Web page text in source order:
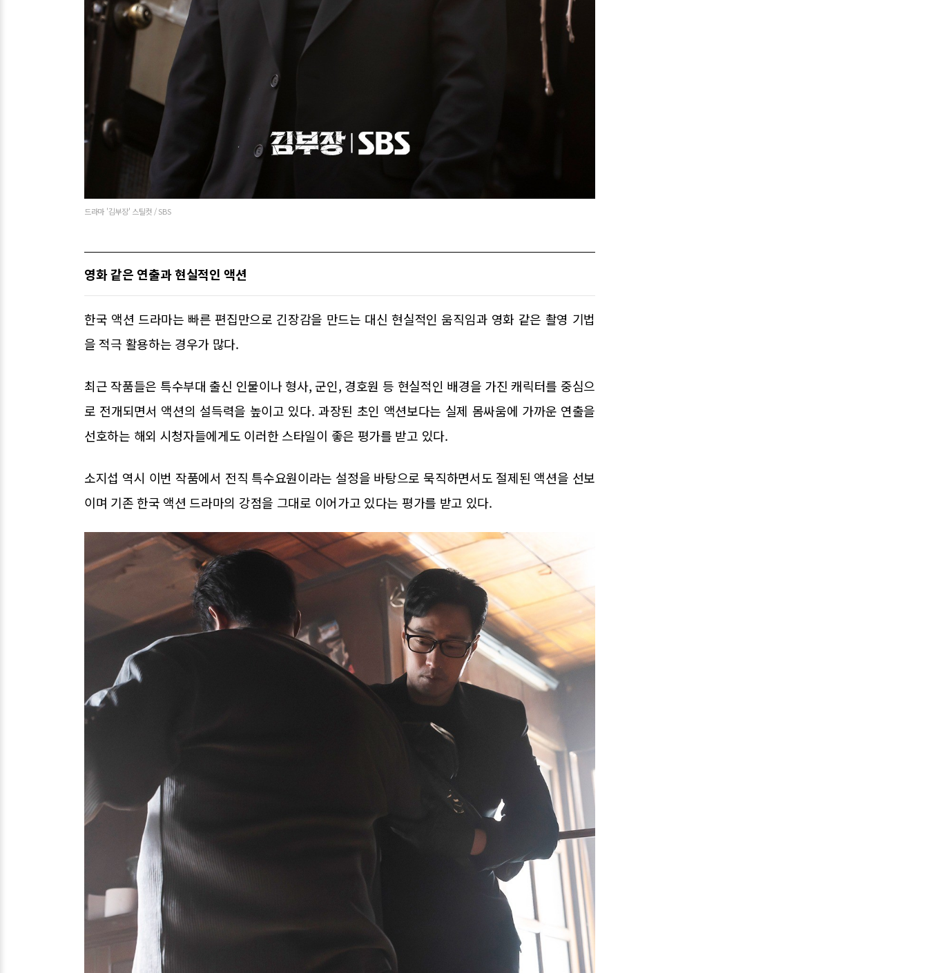
드라마 '김부장' 스틸컷 / SBS
영화 같은 연출과 현실적인 액션
한국 액션 드라마는 빠른 편집만으로 긴장감을 만드는 대신 현실적인 움직임과 영화 같은 촬영 기법
을 적극 활용하는 경우가 많다.
최근 작품들은 특수부대 출신 인물이나 형사, 군인, 경호원 등 현실적인 배경을 가진 캐릭터를 중심으
로 전개되면서 액션의 설득력을 높이고 있다. 과장된 초인 액션보다는 실제 몸싸움에 가까운 연출을
선호하는 해외 시청자들에게도 이러한 스타일이 좋은 평가를 받고 있다.
소지섭 역시 이번 작품에서 전직 특수요원이라는 설정을 바탕으로 묵직하면서도 절제된 액션을 선보
이며 기존 한국 액션 드라마의 강점을 그대로 이어가고 있다는 평가를 받고 있다.